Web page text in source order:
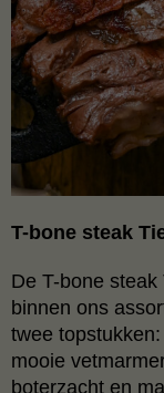
T-bone steak
De T-bone
binnen ons
twee
mooie
boterzacht en